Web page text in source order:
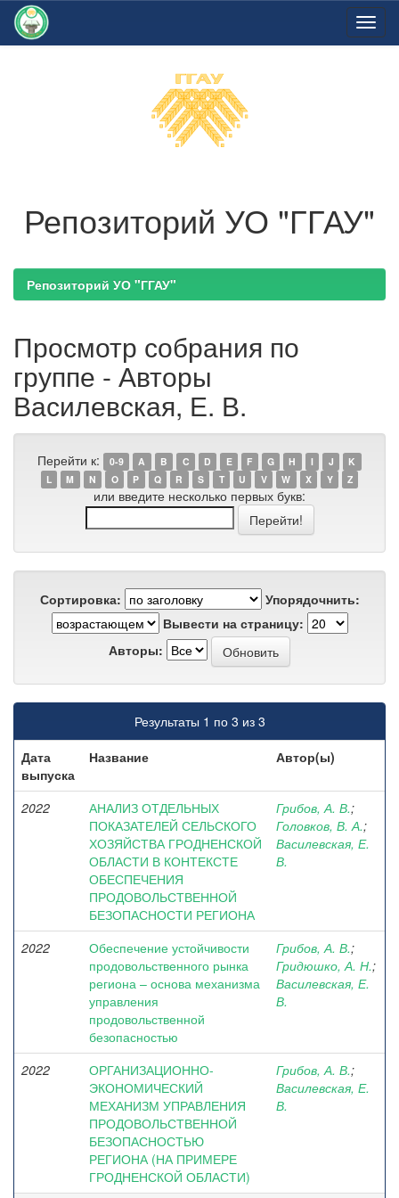
Репозиторий УО "ГГАУ"
Репозиторий УО "ГГАУ"
Просмотр собрания по
группе - Авторы
Василевская, Е. В.
Перейти к: 0-9 A B C D E F G H I J
K
L
M N O P Q R S T U V W X Y Z
или введите несколько первых букв:
Сортировка:
Упорядочнить:
Вывести на страницу:
Авторы:
Результаты 1 по 3 из 3
Дата
выпуска
Название Автор(ы)
2022
АНАЛИЗ ОТДЕЛЬНЫХ
ПОКАЗАТЕЛЕЙ СЕЛЬСКОГО
ХОЗЯЙСТВА ГРОДНЕНСКОЙ
ОБЛАСТИ В КОНТЕКСТЕ
ОБЕСПЕЧЕНИЯ
ПРОДОВОЛЬСТВЕННОЙ
БЕЗОПАСНОСТИ РЕГИОНА
Грибов, А. В.;
Головков, В. А.;
Василевская, Е.
В.
2022
Обеспечение устойчивости
продовольственного рынка
региона – основа механизма
управления
продовольственной
безопасностью
Грибов, А. В.;
Гридюшко, А. Н.;
Василевская, Е.
В.
2022
ОРГАНИЗАЦИОННО-
ЭКОНОМИЧЕСКИЙ
МЕХАНИЗМ УПРАВЛЕНИЯ
ПРОДОВОЛЬСТВЕННОЙ
БЕЗОПАСНОСТЬЮ
РЕГИОНА (НА ПРИМЕРЕ
ГРОДНЕНСКОЙ ОБЛАСТИ)
Грибов, А. В.;
Василевская, Е.
В.